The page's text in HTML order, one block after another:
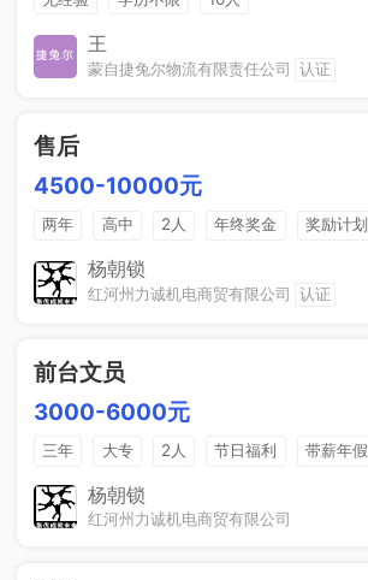
王
蒙自捷兔尔物流有限责任公司 认证
售后
4500-10000元
两年 高中 2人 年终奖金
奖励计划
法定节假日
杨朝锁
红河州力诚机电商贸有限公司 认证
前台文员
3000-6000元
三年 大专 2人 节日福利
带薪年假
工作餐
年终奖
杨朝锁
红河州力诚机电商贸有限公司